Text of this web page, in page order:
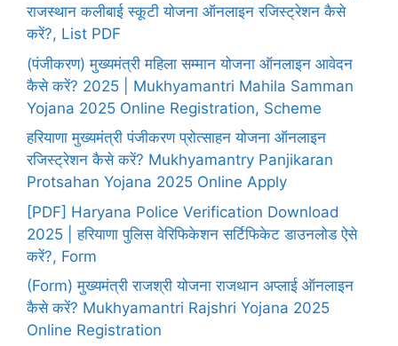
राजस्थान कलीबाई स्कूटी योजना ऑनलाइन रजिस्ट्रेशन कैसे
करें?, List PDF
(पंजीकरण) मुख्यमंत्री महिला सम्मान योजना ऑनलाइन आवेदन
कैसे करें? 2025 | Mukhyamantri Mahila Samman
Yojana 2025 Online Registration, Scheme
हरियाणा मुख्यमंत्री पंजीकरण प्रोत्साहन योजना ऑनलाइन
रजिस्ट्रेशन कैसे करें? Mukhyamantry Panjikaran
Protsahan Yojana 2025 Online Apply
[PDF] Haryana Police Verification Download
2025 | हरियाणा पुलिस वेरिफिकेशन सर्टिफिकेट डाउनलोड ऐसे
करें?, Form
(Form) मुख्यमंत्री राजश्री योजना राजथान अप्लाई ऑनलाइन
कैसे करें? Mukhyamantri Rajshri Yojana 2025
Online Registration